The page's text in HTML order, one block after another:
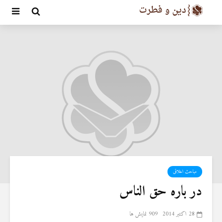
مباحث اخلاقی
در باره حق الناس
28 اکتبر 2014 909 نمایش ها